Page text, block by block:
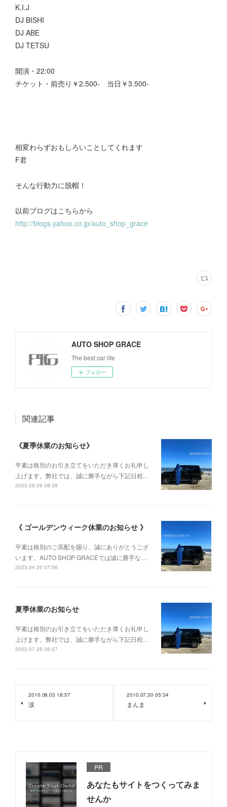
K.I.J
DJ BISHI
DJ ABE
DJ TETSU
開演・22:00
チケット・前売り￥2.500- 当日￥3.500-
相変わらずおもしろいことしてくれます
F君
そんな行動力に脱帽！
以前ブログはこちらから
http://blogs.yahoo.co.jp/auto_shop_grace
AUTO SHOP GRACE
The best car life
フォロー
関連記事
《夏季休業のお知らせ》
平素は格別のお引き立てをいただき厚くお礼申し
上げます。弊社では、誠に勝手ながら下記日程…
2023.08.08 08:38
《 ゴールデンウィーク休業のお知らせ 》
平素は格別のご高配を賜り、誠にありがとうござ
います。AUTO SHOP GRACEでは誠に勝手な…
2023.04.20 07:56
夏季休業のお知らせ
平素は格別のお引き立てをいただき厚くお礼申し
上げます。弊社では、誠に勝手ながら下記日程…
2022.07.28 08:27
2010.08.03 18:57
涙
2010.07.30 05:34
まんま
PR
あなたもサイトをつくってみま
せんか